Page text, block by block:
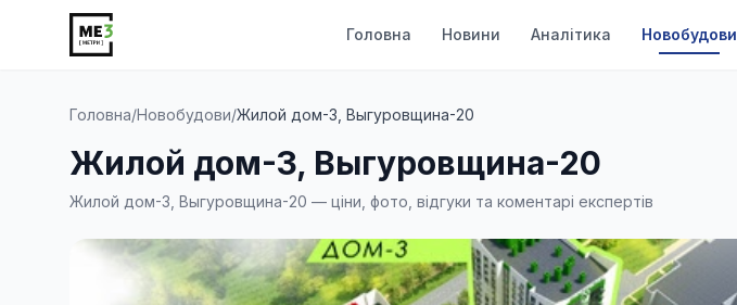
Головна Новини Аналітика Новобудови
Головна/Новобудови/Жилой дом-3, Выгуровщина-20
Жилой дом-3, Выгуровщина-20
Жилой дом-3, Выгуровщина-20 — ціни, фото, відгуки та коментарі експертів